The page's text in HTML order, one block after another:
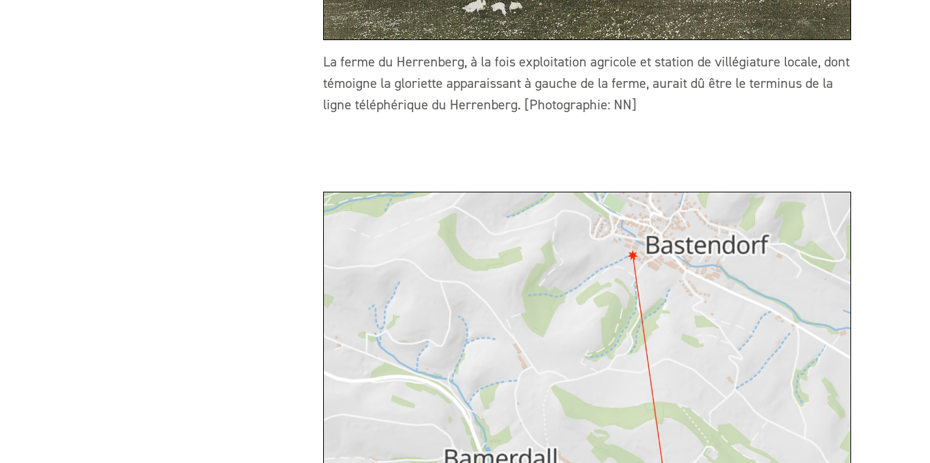
La ferme du Herrenberg, à la fois exploitation agricole et station de villégiature locale, dont
témoigne la gloriette apparaissant à gauche de la ferme, aurait dû être le terminus de la
ligne téléphérique du Herrenberg. [Photographie: NN]